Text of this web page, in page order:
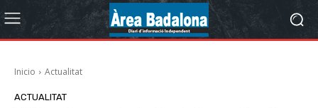
Inicio Actualitat
ACTUALITAT